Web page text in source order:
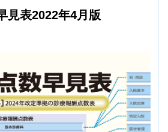
見表2022年4月版